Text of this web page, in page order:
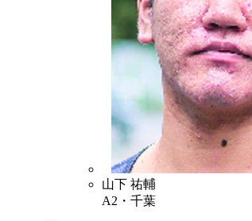
山下 祐輔
A2・千葉